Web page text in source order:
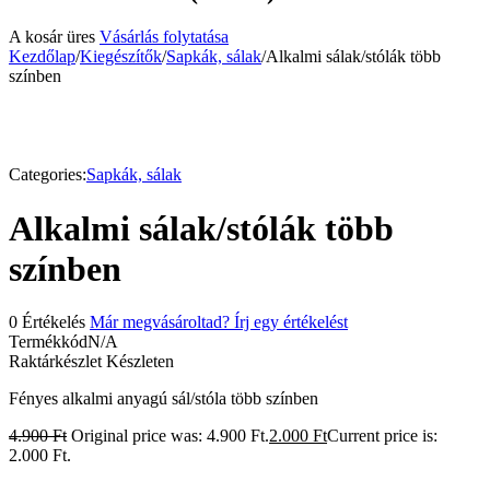
A kosár üres Vásárlás folytatása
Kezdőlap/Kiegészítők/Sapkák, sálak/Alkalmi sálak/stólák több
színben
Categories:Sapkák, sálak
Alkalmi sálak/stólák több
színben
0 Értékelés Már megvásároltad? Írj egy értékelést
TermékkódN/A
Raktárkészlet Készleten
Fényes alkalmi anyagú sál/stóla több színben
4.900Ft Original price was: 4.900 Ft.2.000 FtCurrent price is:
2.000 Ft.